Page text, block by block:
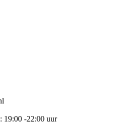
19:00 -22:00 uur